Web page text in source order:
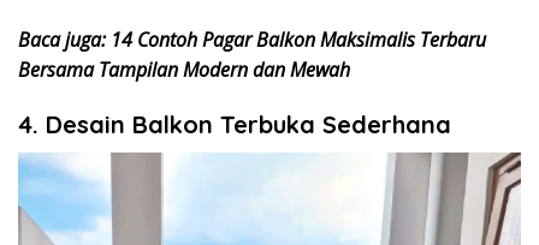
Baca juga: 14 Contoh Pagar Balkon Maksimalis Terbaru
Bersama Tampilan Modern dan Mewah
4. Desain Balkon Terbuka Sederhana